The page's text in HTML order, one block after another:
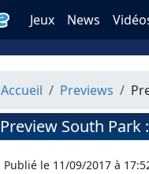
Jeux News
Accueil Previews
Preview South Park
Publié le 11/09/2017 à